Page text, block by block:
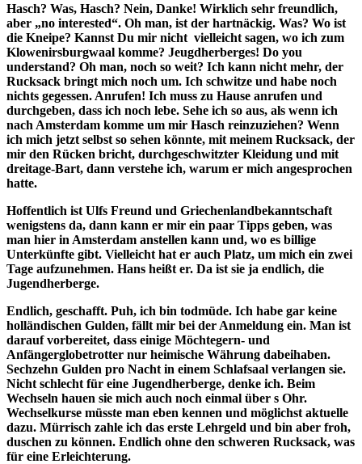
Hasch? Was, Hasch? Nein, Danke! Wirklich sehr freundlich,
aber „no interested“. Oh man, ist der hartnäckig. Was? Wo ist
die Kneipe? Kannst Du mir nicht vielleicht sagen, wo ich zum
Klowenirsburgwaal komme? Jeugdherberges! Do you
understand? Oh man, noch so weit? Ich kann nicht mehr, der
Rucksack bringt mich noch um. Ich schwitze und habe noch
nichts gegessen. Anrufen! Ich muss zu Hause anrufen und
durchgeben, dass ich noch lebe. Sehe ich so aus, als wenn ich
nach Amsterdam komme um mir Hasch reinzuziehen? Wenn
ich mich jetzt selbst so sehen könnte, mit meinem Rucksack, der
mir den Rücken bricht, durchgeschwitzter Kleidung und mit
dreitage‑Bart, dann verstehe ich, warum er mich angesprochen
hatte.
Hoffentlich ist Ulfs Freund und Griechenlandbekanntschaft
wenigstens da, dann kann er mir ein paar Tipps geben, was
man hier in Amsterdam anstellen kann und, wo es billige
Unterkünfte gibt. Vielleicht hat er auch Platz, um mich ein zwei
Tage aufzunehmen. Hans heißt er. Da ist sie ja endlich, die
Jugendherberge.
Endlich, geschafft. Puh, ich bin todmüde. Ich habe gar keine
holländischen Gulden, fällt mir bei der Anmeldung ein. Man ist
darauf vorbereitet, dass einige Möchtegern‑ und
Anfängerglobetrotter nur heimische Währung dabeihaben.
Sechzehn Gulden pro Nacht in einem Schlafsaal verlangen sie.
Nicht schlecht für eine Jugendherberge, denke ich. Beim
Wechseln hauen sie mich auch noch einmal über s Ohr.
Wechselkurse müsste man eben kennen und möglichst aktuelle
dazu. Mürrisch zahle ich das erste Lehrgeld und bin aber froh,
duschen zu können. Endlich ohne den schweren Rucksack, was
für eine Erleichterung.